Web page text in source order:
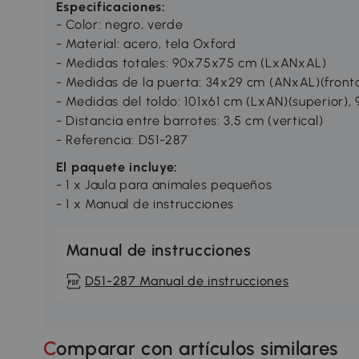
Especificaciones:
- Color: negro, verde
- Material: acero, tela Oxford
- Medidas totales: 90x75x75 cm (LxANxAL)
- Medidas de la puerta: 34x29 cm
- Medidas del toldo: 101x61 cm
- Distancia entre barrotes: 3,5 cm (vertical)
- Referencia: D51-287
El paquete incluye:
- 1 x Jaula para animales pequeños
- 1 x Manual de instrucciones
Manual de instrucciones
D51-287 Manual de instrucciones
Comparar con artículos similares